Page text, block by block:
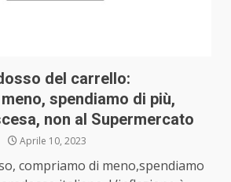
del carrello:
spendiamo di più,
non al Supermercato
Aprile 10, 2023
compriamo di meno,spendiamo